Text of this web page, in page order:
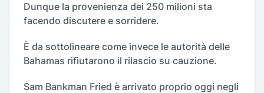
Dunque la provenienza dei 250 milioni sta
facendo discutere e sorridere.
È da sottolineare come invece le autorità delle
Bahamas rifiutarono il rilascio su cauzione.
Sam Bankman Fried è arrivato proprio oggi negli